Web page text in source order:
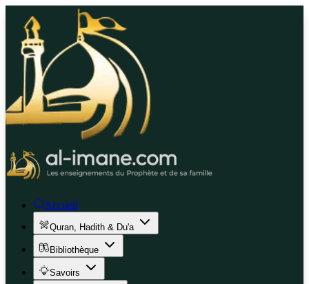
Accueil
Quran, Hadith & Du'a
Bibliothèque
Savoirs